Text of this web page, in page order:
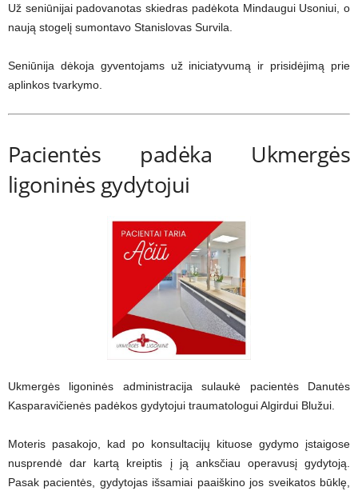
Už seniūnijai padovanotas skiedras padėkota Mindaugui Usoniui, o
naują stogelį sumontavo Stanislovas Survila.
Seniūnija dėkoja gyventojams už iniciatyvumą ir prisidėjimą prie
aplinkos tvarkymo.
Pacientės padėka Ukmergės
ligoninės gydytojui
Ukmergės ligoninės administracija sulaukė pacientės Danutės
Kasparavičienės padėkos gydytojui traumatologui Algirdui Blužui.
Moteris pasakojo, kad po konsultacijų kituose gydymo įstaigose
nusprendė dar kartą kreiptis į ją anksčiau operavusį gydytoją.
Pasak pacientės, gydytojas išsamiai paaiškino jos sveikatos būklę,